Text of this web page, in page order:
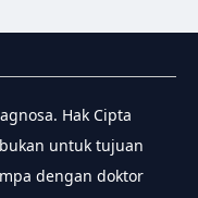
Hak Cipta
untuk tujuan
dengan doktor